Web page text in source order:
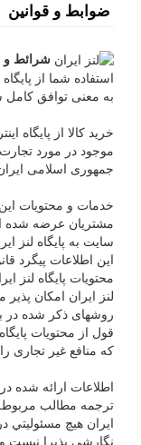
ضوابط و قوانین
شرائط و
استفاده شما از
به معنی توافق
خرید کالا از پایگاه
موجود در مورد تجارت
جمهوری اسلامی
خدمات و محتويات
مشتریان عرضه شده
سایت به پایگاه لنز
اين اطلاعات پيگرد
محتويات پایگاه لنز
لنز ایران امکان
روشهای ذکر شده
قول از محتويات
که منافع غیر تجاری
اطلاعات ارائه شده
ترجمه مطالب مربوطه
ایران هیچ مسئوليتي
نگارشی پذیرا نیست